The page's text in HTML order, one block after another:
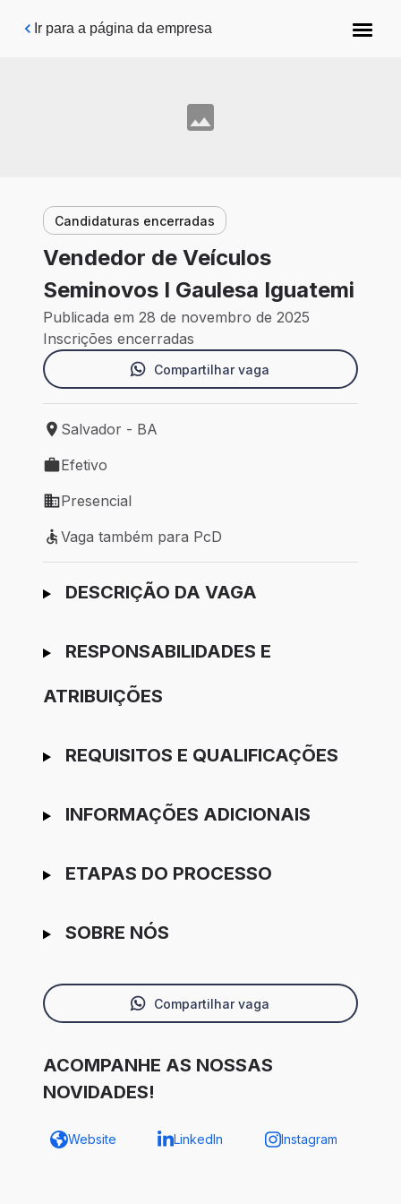
Pular para o conteúdo principal
Ir para a página da empresa
Candidaturas encerradas
Vendedor de Veículos
Seminovos I Gaulesa Iguatemi
Publicada em 28 de novembro de 2025
Inscrições encerradas
Compartilhar vaga
Local de trabalho: Salvador - BA
Salvador - BA
Tipo de vaga: Efetivo
Efetivo
Modelo de trabalho: Presencial
Presencial
Vaga também para PcD
Vaga também para PcD
Ir para candidatura
DESCRIÇÃO DA VAGA
RESPONSABILIDADES E
ATRIBUIÇÕES
REQUISITOS E QUALIFICAÇÕES
INFORMAÇÕES ADICIONAIS
ETAPAS DO PROCESSO
SOBRE NÓS
Compartilhar vaga
ACOMPANHE AS NOSSAS
NOVIDADES!
Website LinkedIn Instagram